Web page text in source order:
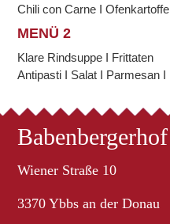
Chili con Carne I
MENÜ 2
Klare Rindsuppe I Frittaten
Antipasti I Salat I Parmesan
Babenbergerhof
Wiener Straße 10
3370 Ybbs an der Donau